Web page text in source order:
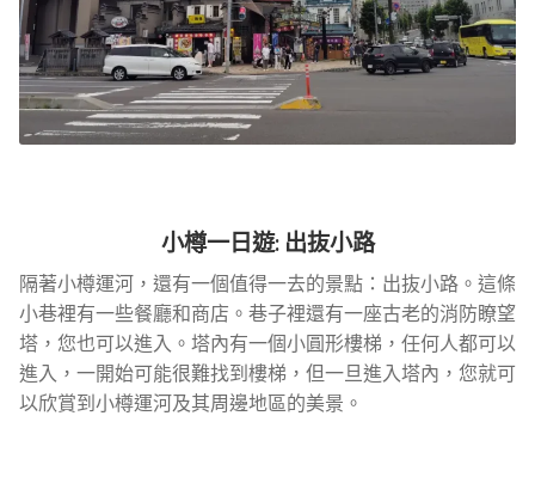
小樽一日遊: 出抜小路
隔著小樽運河，還有一個值得一去的景點：出抜小路。這條
小巷裡有一些餐廳和商店。巷子裡還有一座古老的消防瞭望
塔，您也可以進入。塔內有一個小圓形樓梯，任何人都可以
進入，一開始可能很難找到樓梯，但一旦進入塔內，您就可
以欣賞到小樽運河及其周邊地區的美景。